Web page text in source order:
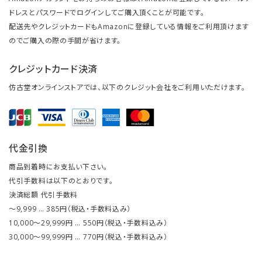
ドレスとパスワードでログインしてご購入頂くことが可能です。
配送先やクレジットカードもAmazonに登録している情報をご利用頂けます
のでご購入の際の手間が省けます。
クレジットカード決済
仿古堂オンラインストアでは、以下のクレジット会社をご利用いただけます。
代金引換
商品到着時にお支払い下さい。
代引手数料は以下のとおりです。
決済総額 代引手数料
～9,999 … 385円（税込・手数料込み）
10,000～29,999円 … 550円（税込・手数料込み）
30,000～99,999円 … 770円（税込・手数料込み）